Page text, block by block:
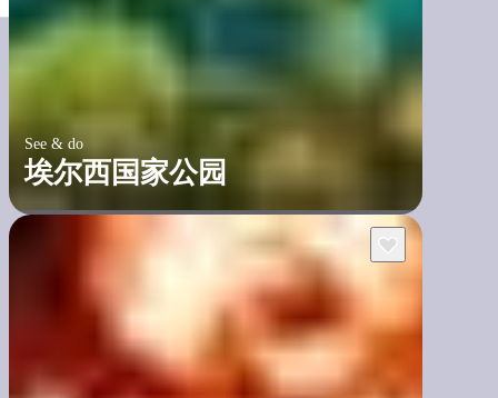
See & do
埃尔西国家公园